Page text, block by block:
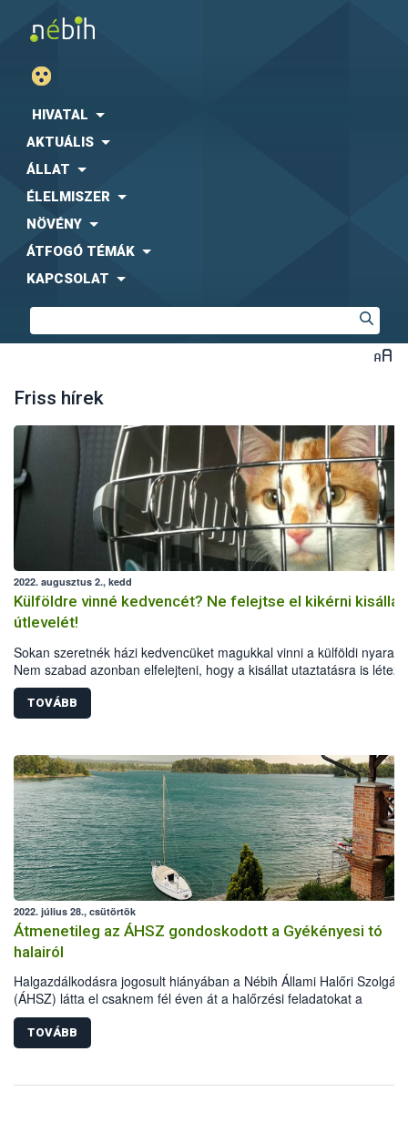
HIVATAL
AKTUÁLIS
ÁLLAT
ÉLELMISZER
NÖVÉNY
ÁTFOGÓ TÉMÁK
KAPCSOLAT
Friss hírek
2022. augusztus 2., kedd
Külföldre vinné kedvencét? Ne felejtse el kikérni
útlevelét!
Sokan szeretnék házi kedvencüket magukkal vinni a külföldi
Nem szabad azonban elfelejteni, hogy a kisállat utaztatásra is
egységes Európai Uniós szabályok, a különböző országok pedig
speciális feltételeket is előírhatnak. A Nemzeti Élelmiszerlánc-
Hivatal összegyűjtötte a legfontosabb tudnivalókat a kutyák,
TOVÁBB
2022. július 28., csütörtök
Átmenetileg az ÁHSZ gondoskodott a Gyékényesi tó
halairól
Halgazdálkodásra jogosult hiányában a Nébih Állami Halőri
(ÁHSZ) látta el csaknem fél éven át a halőrzési feladatokat a
Gyékényesi horgásztavon. Ezalatt a halőrök 120 kg haltetemet
szállíttattak el ártalmatlanításra, 8 esetben indítottak eljárást az
horgászati tilalom megszegése miatt, valamint több tucat illegális
TOVÁBB